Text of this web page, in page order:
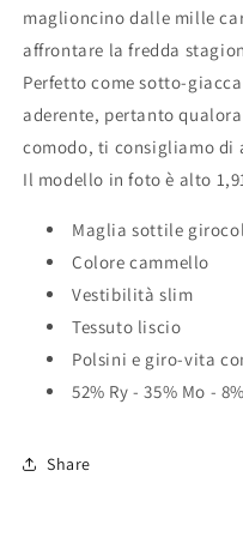
maglioncino dalle mille
affrontare la fredda
Perfetto come sotto-
aderente, pertanto
comodo, ti consigliamo di
Il modello in foto è alto
Maglia sottile
Colore cammello
Vestibilità slim
Tessuto liscio
Polsini e giro-vita
52% Ry - 35% Mo -
Share